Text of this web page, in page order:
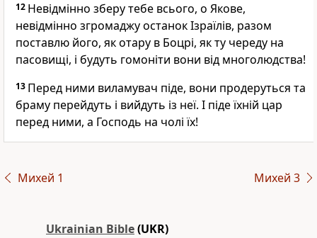
12 Невідмінно зберу тебе всього, о Якове,
невідмінно згромаджу останок Ізраїлів, разом
поставлю його, як отару в Боцрі, як ту череду на
пасовищі, і будуть гомоніти вони від многолюдства!
13 Перед ними виламувач піде, вони продеруться та
браму перейдуть і вийдуть із неї. І піде їхній цар
перед ними, а Господь на чолі їх!
Михей 1 Михей 3
Ukrainian Bible(UKR)